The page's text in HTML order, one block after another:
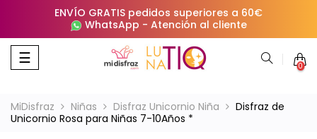
ENVÍO GRATIS pedidos superiores a 60€
WhatsApp - Atención al cliente
Navegación
de
☰ 0
MiDisfraz Niñas Disfraz Unicornio Niña
Disfraz de
Unicornio Rosa para Niñas 7-10Años *